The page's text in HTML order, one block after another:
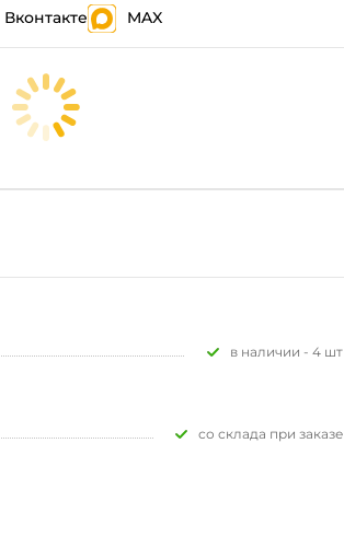
Вконтакте MAX
В наличии - 4 шт
Со склада при заказе